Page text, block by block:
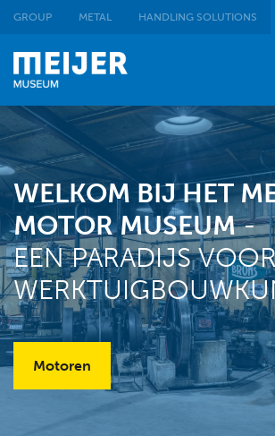
GROUP METAL HANDLING SOLUTIONS
WELKOM BIJ HET
MOTOR MUSEUM-
EEN PARADIJS
Motoren